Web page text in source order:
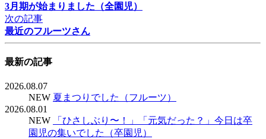
3月期が始まりました（全園児）
次の記事
最近のフルーツさん
最新の記事
2026.08.07
NEW 夏まつりでした（フルーツ）
2026.08.01
NEW
「ひさしぶり〜！」「元気だった？」今日は卒
園児の集いでした（卒園児）